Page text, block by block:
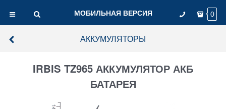
МОБИЛЬНАЯ ВЕРСИЯ 0
АККУМУЛЯТОРЫ
IRBIS TZ965 АККУМУЛЯТОР АКБ
БАТАРЕЯ